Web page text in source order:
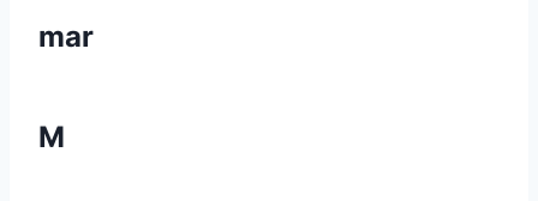
mar
M